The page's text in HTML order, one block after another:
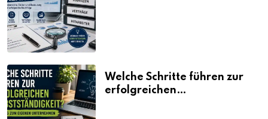
Welche Schritte führen zur
erfolgreichen